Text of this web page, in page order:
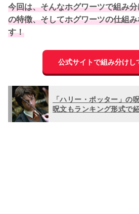
今回は、そんなホグワーツで組み
の特徴、そしてホグワーツの仕組
す！
公式サイトで組み分けし
「ハリー・ポッター」の
呪文もランキング形式で